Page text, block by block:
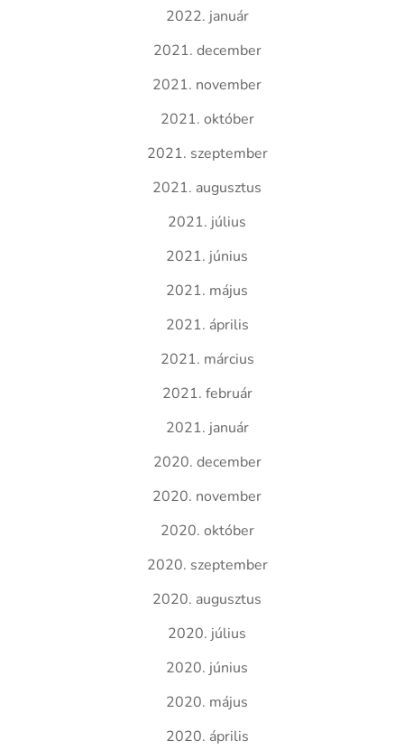
2022. január
2021. december
2021. november
2021. október
2021. szeptember
2021. augusztus
2021. július
2021. június
2021. május
2021. április
2021. március
2021. február
2021. január
2020. december
2020. november
2020. október
2020. szeptember
2020. augusztus
2020. július
2020. június
2020. május
2020. április